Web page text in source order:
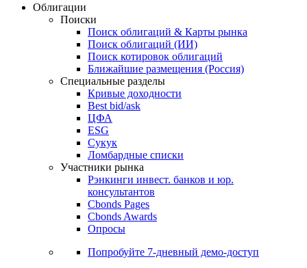
Облигации
Поиски
Поиск облигаций & Карты рынка
Поиск облигаций (ИИ)
Поиск котировок облигаций
Ближайшие размещения (Россия)
Специальные разделы
Кривые доходности
Best bid/ask
ЦФА
ESG
Сукук
Ломбардные списки
Участники рынка
Рэнкинги инвест. банков и юр.
консультантов
Cbonds Pages
Cbonds Awards
Опросы
Попробуйте 7-дневный демо-доступ